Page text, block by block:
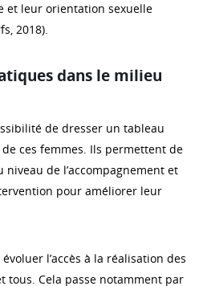
et leur orientation sexuelle
2018).
dans le milieu
de dresser un tableau
ces femmes. Ils permettent de
de l’accompagnement et
pour améliorer leur
l’accès à la réalisation des
tous. Cela passe notamment par